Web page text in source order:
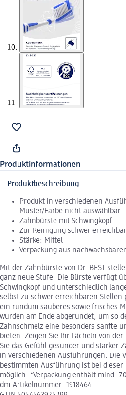
Produktinformationen
Produktbeschreibung
Produkt in verschiedenen
Muster/Farbe nicht auswählbar
Zahnbürste mit Schwingkopf
Zur Reinigung schwer
Stärke: Mittel
Verpackung aus
Mit der Zahnbürste von Dr. BEST
ganz neue Stufe. Die Bürste verfügt
Schwingkopf und unterschiedlich
selbst zu schwer erreichbaren
ein rundum sauberes sowie frisches
wurden am Ende abgerundet, um so
Zahnschmelz eine besonders sanfte
bieten. Zeigen Sie Ihr Lächeln von
Sie das Gefühl gesunder und starker
in verschiedenen Ausführungen. Die
bestimmten Ausführung ist bei
möglich. *Verpackung enthält mind.
dm-Artikelnummer: 1918464